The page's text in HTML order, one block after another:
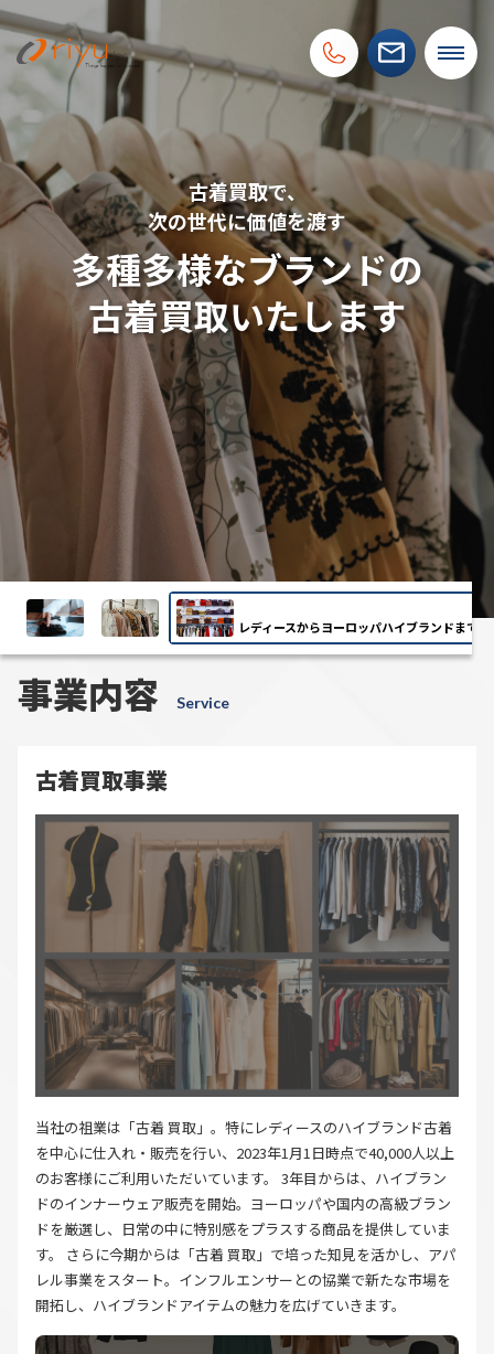
古着買取のプロがしっかり査定
あなたの古着を
新たな価値に変え
ます。
その他ブランド
その他買取品
古着買取（知識）
古着買取（人気ブランド）
古着買取業者を選ぶときの注意
点とは？ハイブランド古着を高
値で買い取ってもらうコツも解
眠っている古着を
買取させてください
その他ブランド
その他買取品
財布
時計
アクセサリー
古着買取（知識）
古着買取（人気ブランド）
知識
ハイブランドの古着買取を業者
に依頼するときの流れを解説！
業者の選び方も伝授
その他ブランド
その他買取
古着買取（知識）
古着買取（人気ブランド）
アイテム紹介
適正な価格で古着買取をして
れる業者は？ハイブランド古
を売るときに失敗しないコツ
多種多様なブランドの
古着買取いたします
あなたの古着
高値で買取ます。
事業内容 Service
古着買取事業
当社の祖業は「古着 買取」。特にレディースのハイブランド古着
を中心に仕入れ・販売を行い、2023年1月1日時点で40,000人以上
のお客様にご利用いただいています。 3年目からは、ハイブラン
ドのインナーウェア販売を開始。ヨーロッパや国内の高級ブラン
ドを厳選し、日常の中に特別感をプラスする商品を提供していま
す。 さらに今期からは「古着 買取」で培った知見を活かし、アパ
レル事業をスタート。インフルエンサーとの協業で新たな市場を
開拓し、ハイブランドアイテムの魅力を広げていきます。